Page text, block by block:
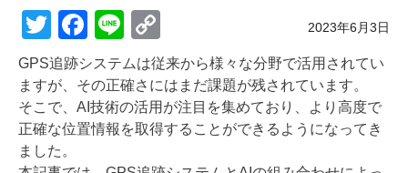
2023年6月3日
T
wi
tt
er
F
a
c
e
b
Li
n
e
o
p
y
Li
GPS追跡システムは従来から様々な分野で活用されてい
ますが、その正確さにはまだ課題が残されています。
そこで、AI技術の活用が注目を集めており、より高度で
正確な位置情報を取得することができるようになってき
ました。